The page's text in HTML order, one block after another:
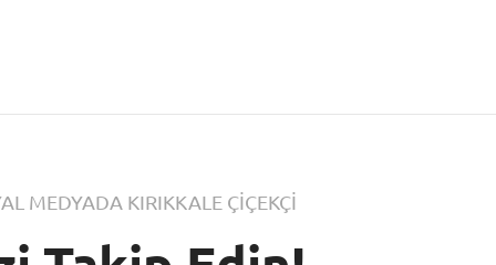
MEDYADA KIRIKKALE ÇİÇEKÇİ